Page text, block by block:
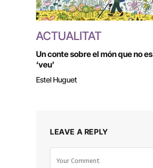
ACTUALITAT
Un conte sobre el món que no es
‘veu’
Estel Huguet
LEAVE A REPLY